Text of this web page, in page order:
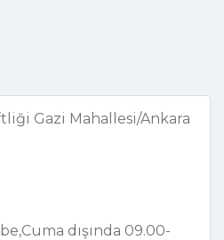
Gazi Mahallesi/Ankara
dışında 09.00-